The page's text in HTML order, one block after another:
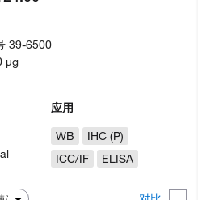
应用
WB
IHC (P)
ICC/IF
ELISA
39-6500
µg